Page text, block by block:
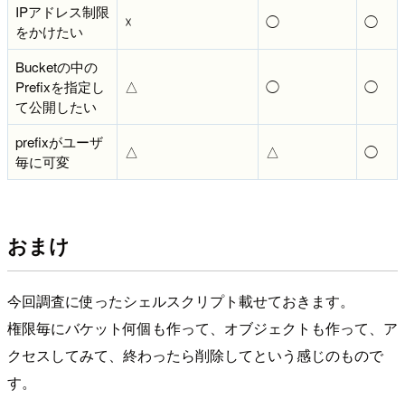
IPアドレス制限
をかけたい
☓ ◯ ◯
Bucketの中の
Prefixを指定し
て公開したい
△ ◯ ◯
prefixがユーザ
毎に可変
△ △ ◯
おまけ
今回調査に使ったシェルスクリプト載せておきます。
権限毎にバケット何個も作って、オブジェクトも作って、ア
クセスしてみて、終わったら削除してという感じのもので
す。